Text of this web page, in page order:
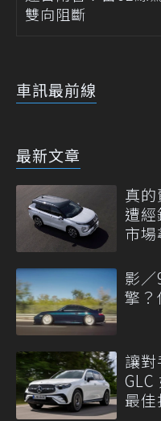
雙向阻斷
車訊最前線
最新文章
真
遭
市場
影
擎？
讓
GLC
最